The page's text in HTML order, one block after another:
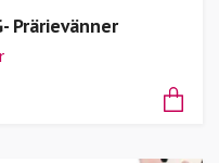
Prärievänner